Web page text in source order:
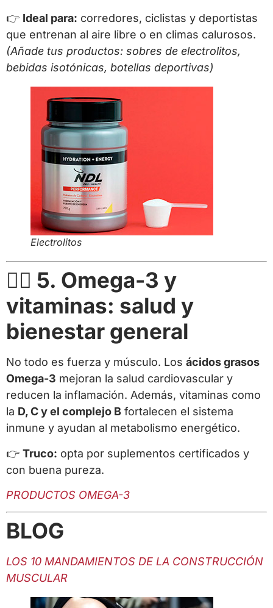
👉 Ideal para: corredores, ciclistas y deportistas
que entrenan al aire libre o en climas calurosos.
(Añade tus productos: sobres de electrolitos,
bebidas isotónicas, botellas deportivas)
Electrolitos
🧘‍♂️ 5. Omega-3 y
vitaminas: salud y
bienestar general
No todo es fuerza y músculo. Los ácidos grasos
Omega-3 mejoran la salud cardiovascular y
reducen la inflamación. Además, vitaminas como
la D, C y el complejo B fortalecen el sistema
inmune y ayudan al metabolismo energético.
👉 Truco: opta por suplementos certificados y
con buena pureza.
PRODUCTOS OMEGA-3
BLOG
LOS 10 MANDAMIENTOS DE LA CONSTRUCCIÓN
MUSCULAR